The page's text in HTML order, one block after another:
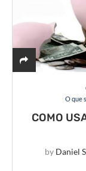
O que
COMO
by Daniel